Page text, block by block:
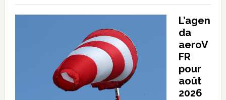
L’agen
da
aeroV
FR
pour
août
2026